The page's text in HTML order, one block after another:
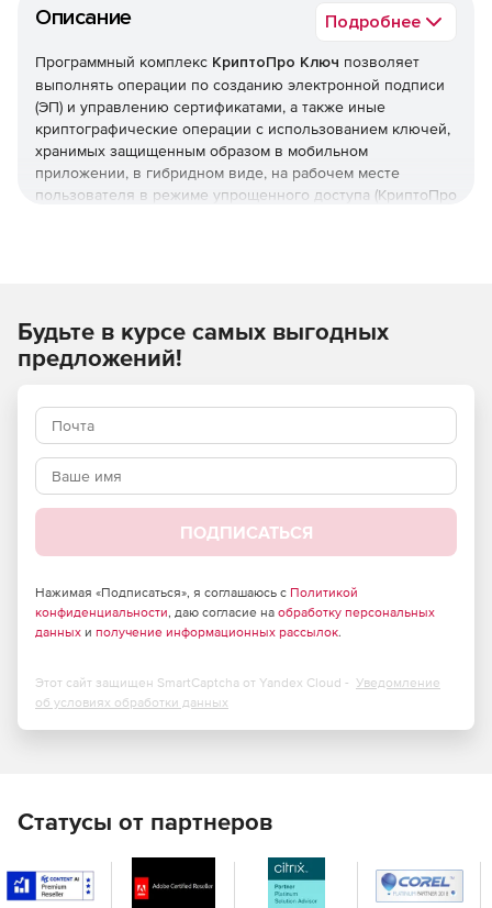
Описание Подробнее
Программный комплекс КриптоПро Ключ позволяет
выполнять операции по созданию электронной подписи
(ЭП) и управлению сертификатами, а также иные
криптографические операции с использованием ключей,
хранимых защищенным образом в мобильном
приложении, в гибридном виде, на рабочем месте
пользователя в режиме упрощенного доступа (КриптоПро
Ключи подписи не появляются в открытом виде на
устройствах пользователей ни в один момент времени,
все операции с ними производятся распределенным
Ключевые возможности:
создание подписи документов любого формата;
возможность создания усиленной
квалифицированной электронной подписи (требуется
перечисленных в эксплуатационной документации);
возможность перехода с системы облачной
поддержка работы с ключами пользователей на
мобильного устройства с поддержкой NFC);
возможность работы с локальными ключами
пользователей в режиме упрощенного доступа
Будьте в курсе самых выгодных
предложений!
ПОДПИСАТЬСЯ
Нажимая «Подписаться», я соглашаюсь с Политикой
конфиденциальности, даю согласие на обработку персональных
данных и получение информационных рассылок.
Этот сайт защищен SmartCaptcha от Yandex Cloud - Уведомление
об условиях обработки данных
Статусы от партнеров